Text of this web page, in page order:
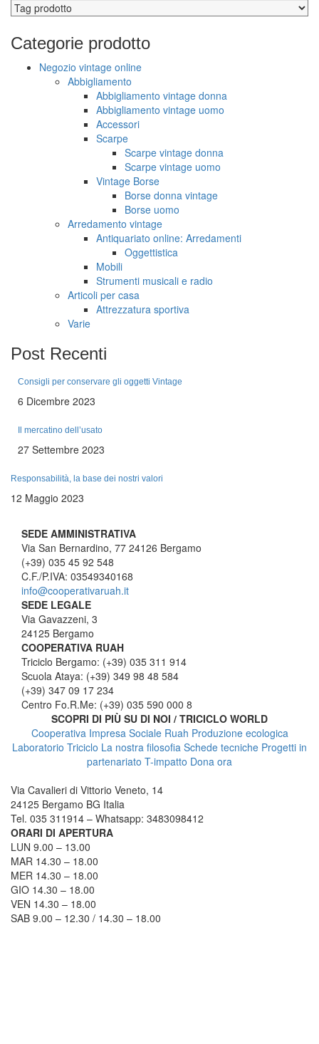
Categorie prodotto
Negozio vintage online
Abbigliamento
Abbigliamento vintage donna
Abbigliamento vintage uomo
Accessori
Scarpe
Scarpe vintage donna
Scarpe vintage uomo
Vintage Borse
Borse donna vintage
Borse uomo
Arredamento vintage
Antiquariato online: Arredamenti
Oggettistica
Mobili
Strumenti musicali e radio
Articoli per casa
Attrezzatura sportiva
Varie
Post Recenti
Consigli per conservare gli oggetti Vintage
6 Dicembre 2023
Il mercatino dell’usato
27 Settembre 2023
Responsabilità, la base dei nostri valori
12 Maggio 2023
SEDE AMMINISTRATIVA
Via San Bernardino, 77 24126 Bergamo
(+39) 035 45 92 548
C.F./P.IVA: 03549340168
info@cooperativaruah.it
SEDE LEGALE
Via Gavazzeni, 3
24125 Bergamo
COOPERATIVA RUAH
Triciclo Bergamo: (+39) 035 311 914
Scuola Ataya: (+39) 349 98 48 584
(+39) 347 09 17 234
Centro Fo.R.Me: (+39) 035 590 000 8
SCOPRI DI PIÙ SU DI NOI / TRICICLO WORLD
Cooperativa Impresa Sociale Ruah Produzione ecologica
Laboratorio Triciclo La nostra filosofia Schede tecniche Progetti in
partenariato T-impatto Dona ora
Via Cavalieri di Vittorio Veneto, 14
24125 Bergamo BG Italia
Tel. 035 311914 – Whatsapp: 3483098412
ORARI DI APERTURA
LUN 9.00 – 13.00
MAR 14.30 – 18.00
MER 14.30 – 18.00
GIO 14.30 – 18.00
VEN 14.30 – 18.00
SAB 9.00 – 12.30 / 14.30 – 18.00